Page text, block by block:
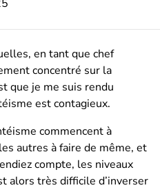
en tant que chef
concentré sur la
que je me suis rendu
est contagieux.
commencent à
autres à faire de même, et
compte, les niveaux
alors très difficile d’inverser